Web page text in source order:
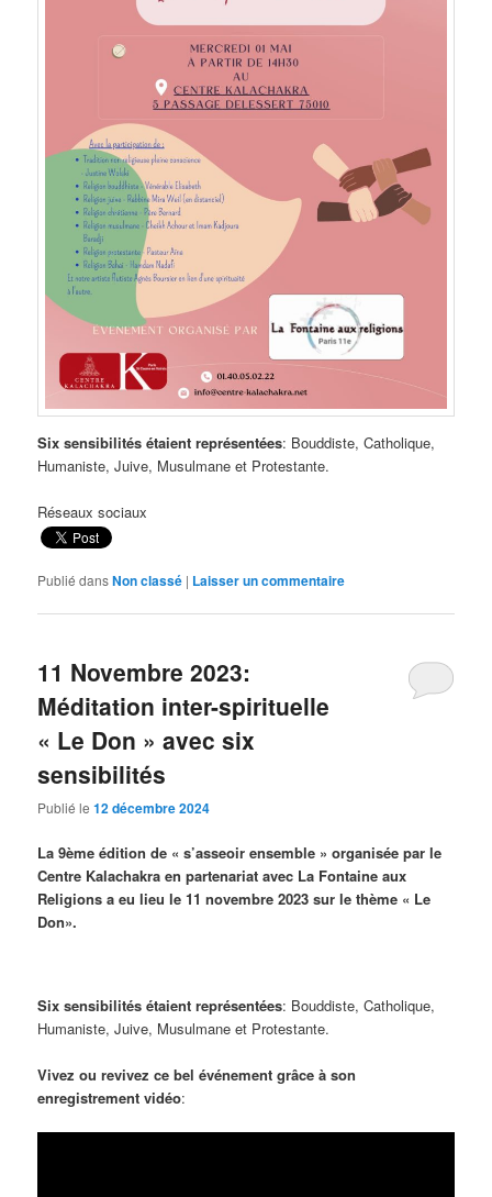
Six sensibilités étaient représentées: Bouddiste, Catholique,
Humaniste, Juive, Musulmane et Protestante.
Réseaux sociaux
Publié dansNon classé | Laisser un commentaire
11 Novembre 2023:
Méditation inter-spirituelle
« Le Don » avec six
sensibilités
Publié le12 décembre 2024
La 9ème édition de « s’asseoir ensemble » organisée par le
Centre Kalachakra en partenariat avec La Fontaine aux
Religions a eu lieu le 11 novembre 2023 sur le thème « Le
Don».
Six sensibilités étaient représentées: Bouddiste, Catholique,
Humaniste, Juive, Musulmane et Protestante.
Vivez ou revivez ce bel événement grâce à son
enregistrement vidéo: